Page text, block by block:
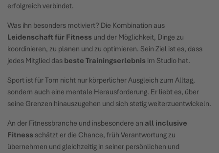
erfolgreich verbindet.
Was ihn besonders motiviert? Die Kombination aus
Leidenschaft für Fitness und der Möglichkeit, Dinge zu
koordinieren, zu planen und zu optimieren. Sein Ziel ist es, dass
jedes Mitglied das beste Trainingserlebnis im Studio hat.
Sport ist für Tom nicht nur körperlicher Ausgleich zum Alltag,
sondern auch eine mentale Herausforderung. Er liebt es, über
seine Grenzen hinauszugehen und sich stetig weiterzuentwickeln.
An der Fitnessbranche und insbesondere an all inclusive
Fitness schätzt er die Chance, früh Verantwortung zu
übernehmen und gleichzeitig in seiner persönlichen und